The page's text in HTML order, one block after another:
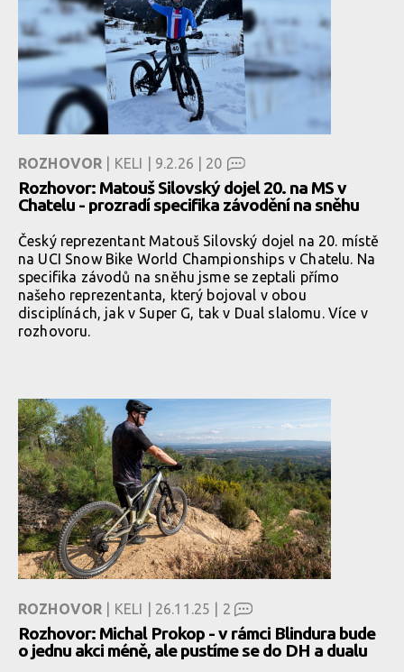
ROZHOVOR | KELI | 9.2.26 | 20
Rozhovor: Matouš Silovský dojel 20. na MS v
Chatelu - prozradí specifika závodění na sněhu
Český reprezentant Matouš Silovský dojel na 20. místě
na UCI Snow Bike World Championships v Chatelu. Na
specifika závodů na sněhu jsme se zeptali přímo
našeho reprezentanta, který bojoval v obou
disciplínách, jak v Super G, tak v Dual slalomu. Více v
rozhovoru.
ROZHOVOR | KELI | 26.11.25 | 2
Rozhovor: Michal Prokop - v rámci Blindura bude
o jednu akci méně, ale pustíme se do DH a dualu